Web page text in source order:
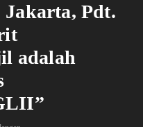
Pdt.
adalah